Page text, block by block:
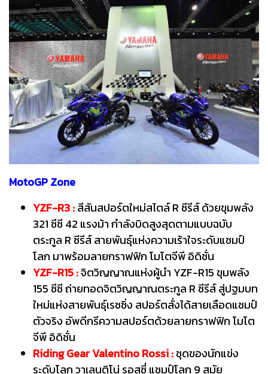
MotoGP Zone
YZF-R3 :สีสันสปอร์ตใหม่สไตล์ R ซีรีส์ ด้วยขุมพลัง
321 ซีซี 42 แรงม้า กำลังบิดสูงสุดตามแบบฉบับ
ตระกูล R ซีรีส์ สายพันธุ์แห่งความเร้าใจระดับแชมป์
โลก มาพร้อมลายกราฟฟิก โมโตจีพี อิดิชั่น
YZF-R15 :จิตวิญญาณแห่งผู้นำ YZF-R15 ขุมพลัง
155 ซีซี ถ่ายทอดจิตวิญญาณตระกูล R ซีรีส์ สู่ปฐมบท
ใหม่แห่งสายพันธุ์เรซซิ่ง สปอร์ตสั่งได้สายเลือดแชมป์
ตัวจริง อัพดีกรีความสปอร์ตด้วยลายกราฟฟิก โมโต
จีพี อิดิชั่น
Riding Gear Valentino Rossi :ชุดของนักแข่ง
ระดับโลก วาเลนติโน่ รอสซี่ แชมป์โลก 9 สมัย